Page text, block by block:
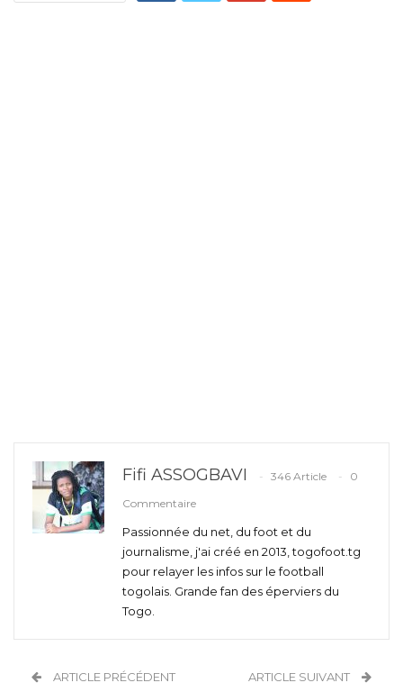
Fifi ASSOGBAVI 346 Article
0
Commentaire
Passionnée du net, du foot et du
journalisme, j'ai créé en 2013, togofoot.tg
pour relayer les infos sur le football
togolais. Grande fan des éperviers du
Togo.
ARTICLE PRÉCÉDENT ARTICLE SUIVANT